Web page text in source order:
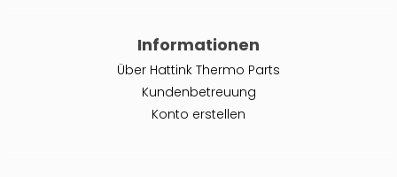
Informationen
Über Hattink Thermo Parts
Kundenbetreuung
Konto erstellen